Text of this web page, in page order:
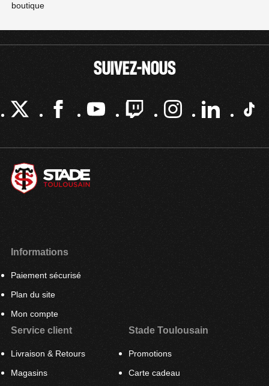
boutique
SUIVEZ-NOUS
Informations
Paiement sécurisé
Plan du site
Mon compte
Service client
Livraison & Retours
Magasins
Stade Toulousain
Promotions
Carte cadeau